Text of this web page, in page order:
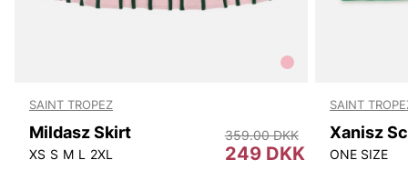
SAINT TROPEZ
Mildasz Skirt
XS S M L 2XL 249 DKK
359.00 DKK
SAINT
Xanisz
ONE SIZE